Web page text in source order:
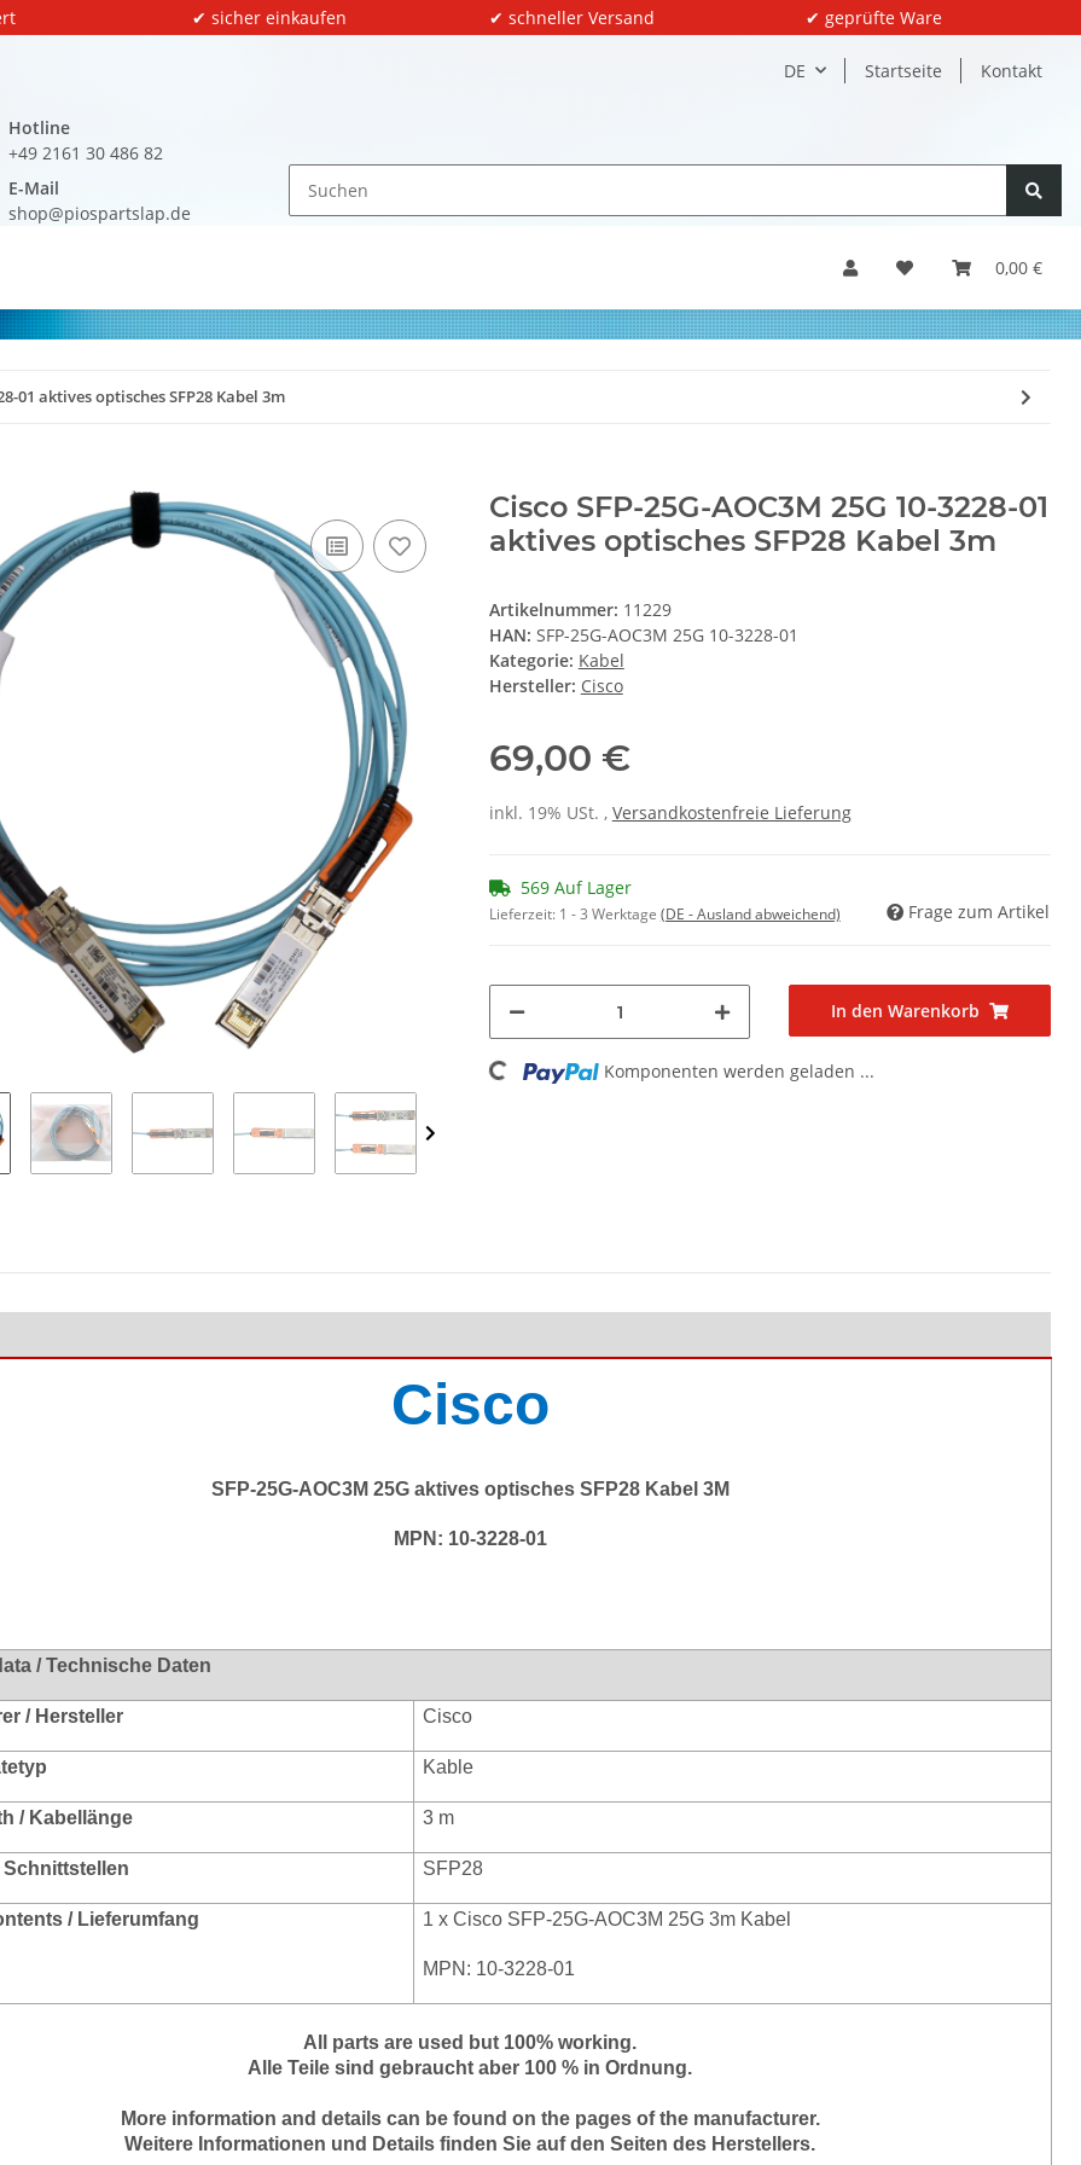
✔ sicher einkaufen ✔ schneller Versand ✔ geprüfte Ware
DE Startseite Kontakt
Hotline
+49 2161 30 486 82
E-Mail
shop@piospartslap.de
0,00 €
01 aktives optisches SFP28 Kabel 3m
Cisco SFP-25G-AOC3M 25G 10-3228-01
aktives optisches SFP28 Kabel 3m
Artikelnummer: 11229
HAN: SFP-25G-AOC3M 25G 10-3228-01
Kategorie: Kabel
Hersteller: Cisco
69,00 €
inkl. 19% USt. , Versandkostenfreie Lieferung
569 Auf Lager
Lieferzeit: 1 - 3 Werktage (DE - Ausland abweichend) Frage zum Artikel
In den Warenkorb
Loading... Komponenten werden geladen ...
Cisco
SFP-25G-AOC3M 25G aktives optisches SFP28 Kabel 3M
MPN: 10-3228-01
/ Technische Daten
/ Hersteller Cisco
Kable
/ Kabellänge 3 m
Schnittstellen SFP28
/ Lieferumfang 1 x Cisco SFP-25G-AOC3M 25G 3m Kabel
MPN: 10-3228-01
All parts are used but 100% working.
Alle Teile sind gebraucht aber 100 % in Ordnung.
More information and details can be found on the pages of the manufacturer.
Weitere Informationen und Details finden Sie auf den Seiten des Herstellers.